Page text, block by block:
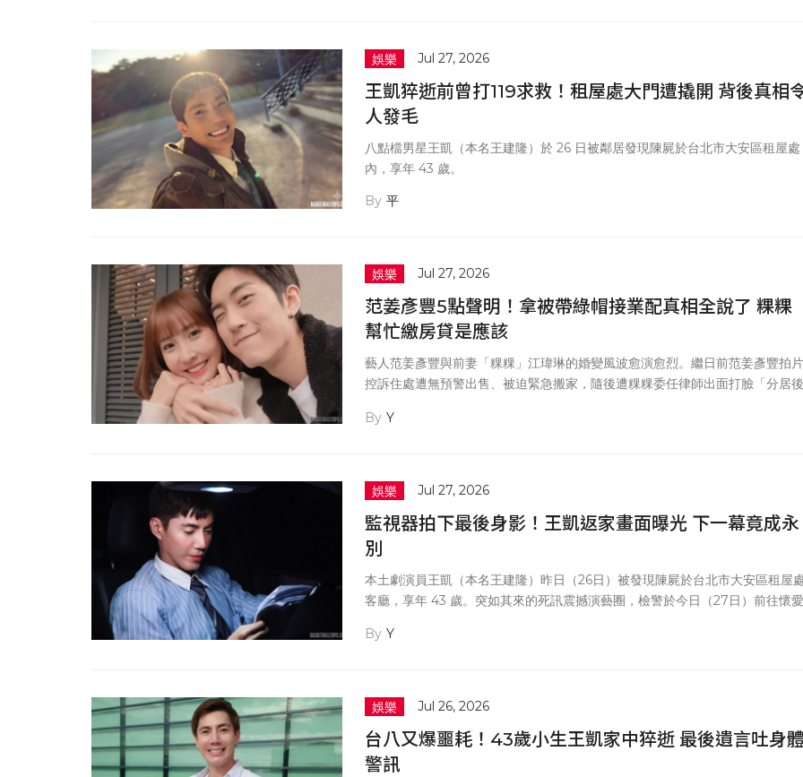
娛樂 Jul 27, 2026
王凱猝逝前曾打119求救！租屋處大門遭撬開 背後真相
人發毛
八點檔男星王凱（本名王建隆）於 26 日被鄰居發現陳屍於台北市大安區租屋處
內，享年 43 歲。
平
娛樂 Jul 27, 2026
范姜彥豐5點聲明！拿被帶綠帽接業配真相全說了 粿粿
幫忙繳房貸是應該
藝人范姜彥豐與前妻「粿粿」江瑋琳的婚變風波愈演愈烈。繼日前范姜彥豐拍片
控訴住處遭無預警出售、被迫緊急搬家，隨後遭粿粿委任律師出面打臉「分居後
他強調自己不僅有出資，尚未討回的款項更早已足夠支付 3 至 4 年的房貸，並酸
Y
娛樂 Jul 27, 2026
監視器拍下最後身影！王凱返家畫面曝光 下一幕竟成永
別
本土劇演員王凱（本名王建隆）昨日（26日）被發現陳屍於台北市大安區租屋
客廳，享年 43 歲。突如其來的死訊震撼演藝圈，檢警於今日（27日）前往懷愛
隨著調查展開，王凱於 25 日拍完戲收工後的最後返家監視器畫面也隨之曝光。
Y
娛樂 Jul 26, 2026
台八又爆噩耗！43歲小生王凱家中猝逝 最後遺言吐身體
警訊